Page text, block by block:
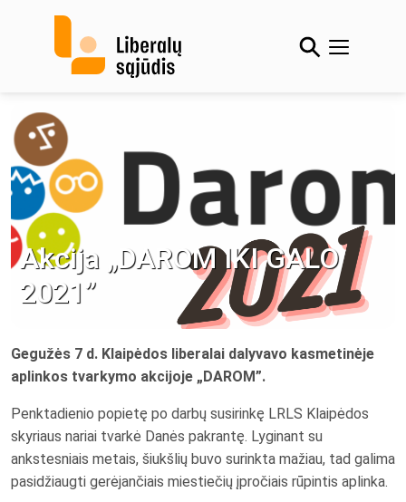
Akcija „DAROM IKI GALO
2021”
Gegužės 7 d. Klaipėdos liberalai dalyvavo kasmetinėje
aplinkos tvarkymo akcijoje „DAROM”.
Penktadienio popietę po darbų susirinkę LRLS Klaipėdos
skyriaus nariai tvarkė Danės pakrantę. Lyginant su
ankstesniais metais, šiukšlių buvo surinkta mažiau, tad galima
pasidžiaugti gerėjančiais miestiečių įpročiais rūpintis aplinka.